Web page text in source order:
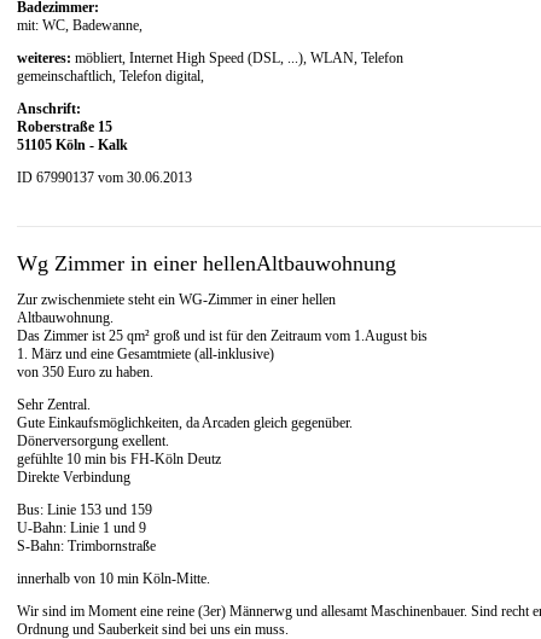
Badezimmer:
mit: WC, Badewanne,
weiteres: möbliert, Internet High Speed (DSL, ...), WLAN, Telefon
gemeinschaftlich, Telefon digital,
Anschrift:
Roberstraße 15
51105 Köln - Kalk
ID 67990137 vom 30.06.2013
Wg Zimmer in einer hellenAltbauwohnung
Zur zwischenmiete steht ein WG-Zimmer in einer hellen
Altbauwohnung.
Das Zimmer ist 25 qm² groß und ist für den Zeitraum vom 1.August bis
1. März und eine Gesamtmiete (all-inklusive)
von 350 Euro zu haben.
Sehr Zentral.
Gute Einkaufsmöglichkeiten, da Arcaden gleich gegenüber.
Dönerversorgung exellent.
gefühlte 10 min bis FH-Köln Deutz
Direkte Verbindung
Bus: Linie 153 und 159
U-Bahn: Linie 1 und 9
S-Bahn: Trimbornstraße
innerhalb von 10 min Köln-Mitte.
Wir sind im Moment eine reine (3er) Männerwg und allesamt Maschinenbauer. Sind recht
Ordnung und Sauberkeit sind bei uns ein muss.